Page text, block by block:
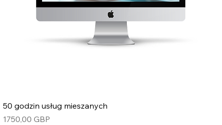
50 godzin usług mieszanych
Cena
1750,00 GBP